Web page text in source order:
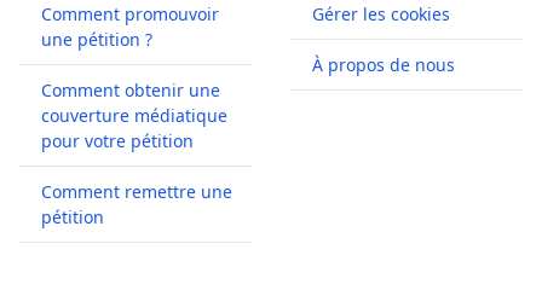
Comment promouvoir
une pétition ?
Comment obtenir une
couverture médiatique
pour votre pétition
Comment remettre une
pétition
Gérer les cookies
À propos de nous